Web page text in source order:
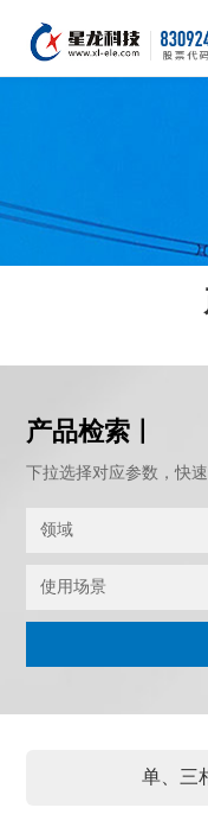
产品检索 |
下拉选择对应参数，快
单、三